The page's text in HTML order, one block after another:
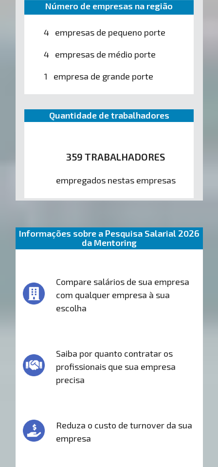
Número de empresas na região
4 empresas de pequeno porte
4 empresas de médio porte
1 empresa de grande porte
Quantidade de trabalhadores
359 TRABALHADORES
empregados nestas empresas
Informações sobre a Pesquisa Salarial 2026
da Mentoring
Compare salários de sua empresa
com qualquer empresa à sua
escolha
Saiba por quanto contratar os
profissionais que sua empresa
precisa
Reduza o custo de turnover da sua
empresa